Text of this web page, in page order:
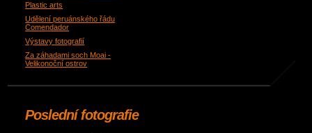
Plastic arts
Udělení peruánského řádu
Comendador
Výstavy fotografií
Za záhadami soch Moai -
Velikonoční ostrov
Poslední fotografie